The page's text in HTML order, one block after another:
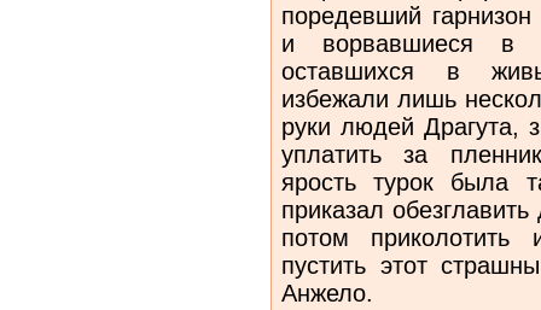
поредевший
и ворвавшиеся в
оставшихся в
избежали лишь
руки людей Драгута,
уплатить за
ярость турок была
приказал
потом
пустить этот
Анжело.